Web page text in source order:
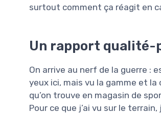
surtout comment ça réagit en
Un rapport
On arrive au nerf de la guerre :
yeux ici, mais vu la gamme et
qu’on trouve en magasin de
Pour ce que j’ai vu sur le